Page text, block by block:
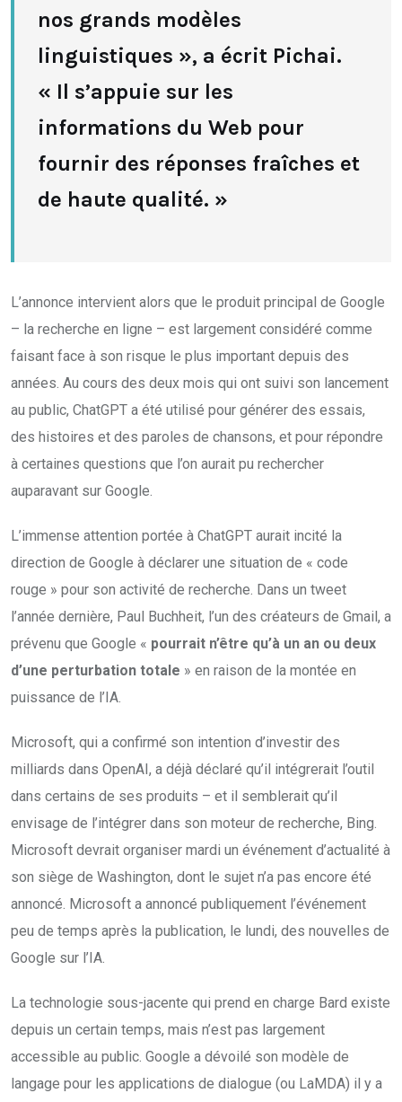
nos grands modèles
linguistiques », a écrit Pichai.
« Il s’appuie sur les
informations du Web pour
fournir des réponses fraîches et
de haute qualité. »
L’annonce intervient alors que le produit principal de Google
– la recherche en ligne – est largement considéré comme
faisant face à son risque le plus important depuis des
années. Au cours des deux mois qui ont suivi son lancement
au public, ChatGPT a été utilisé pour générer des essais,
des histoires et des paroles de chansons, et pour répondre
à certaines questions que l’on aurait pu rechercher
auparavant sur Google.
L’immense attention portée à ChatGPT aurait incité la
direction de Google à déclarer une situation de « code
rouge » pour son activité de recherche. Dans un tweet
l’année dernière, Paul Buchheit, l’un des créateurs de Gmail, a
prévenu que Google « pourrait n’être qu’à un an ou deux
d’une perturbation totale » en raison de la montée en
puissance de l’IA.
Microsoft, qui a confirmé son intention d’investir des
milliards dans OpenAI, a déjà déclaré qu’il intégrerait l’outil
dans certains de ses produits – et il semblerait qu’il
envisage de l’intégrer dans son moteur de recherche, Bing.
Microsoft devrait organiser mardi un événement d’actualité à
son siège de Washington, dont le sujet n’a pas encore été
annoncé. Microsoft a annoncé publiquement l’événement
peu de temps après la publication, le lundi, des nouvelles de
Google sur l’IA.
La technologie sous-jacente qui prend en charge Bard existe
depuis un certain temps, mais n’est pas largement
accessible au public. Google a dévoilé son modèle de
langage pour les applications de dialogue (ou LaMDA) il y a